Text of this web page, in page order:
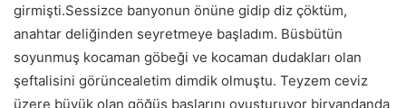
girmişti.Sessizce banyonun önüne gidip diz çöktüm,
anahtar deliğinden seyretmeye başladım. Büsbütün
soyunmuş kocaman göbeği ve kocaman dudakları olan
şeftalisini görüncealetim dimdik olmuştu. Teyzem ceviz
üzere büyük olan göğüs başlarını ovuşturuyor biryandanda